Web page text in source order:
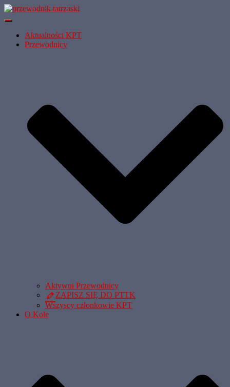
Przełącz Nawigację
Aktualności KPT
Przewodnicy
Aktywni Przewodnicy
ZAPISZ SIĘ DO PTTK
Wszyscy członkowie KPT
O Kole